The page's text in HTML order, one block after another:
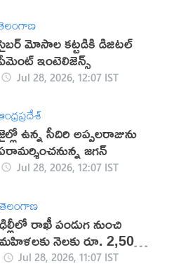
మోసాల కట్టడికి డిజిటల్‌
ఇంటెలిజెన్స్‌
Jul 28, 2026, 12:07 IST
ఉన్న సీదిరి అప్పలరాజును
జగన్
Jul 28, 2026, 12:07 IST
తెలంగాణ
ఢిల్లీలో రాఖీ పండుగ నుంచి
మహిళలకు నెలకు రూ. 2,500
ఆర్థిక సహాయం!
Jul 28, 2026, 11:07 IST